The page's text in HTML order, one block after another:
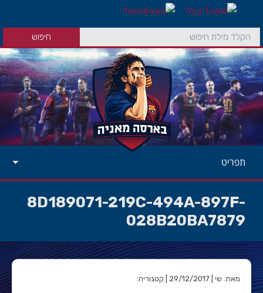
תפריט
8D189071-219C-494A-897F-
028B20BA7879
מאת: שי | 29/12/2017 | קטגוריה: